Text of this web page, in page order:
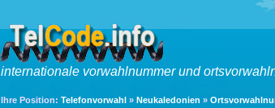
internationale vorwahlnummer und
Ihre Position: Telefonvorwahl » Neukaledonien »